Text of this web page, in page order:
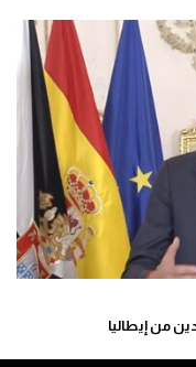
من إيطاليا